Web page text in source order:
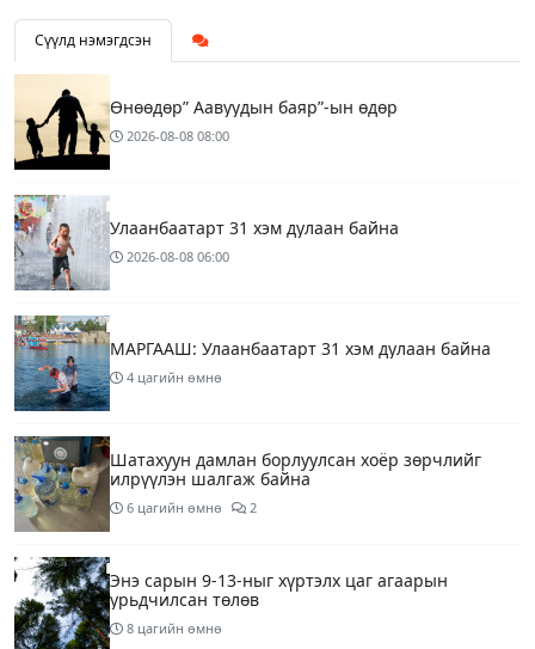
Сүүлд нэмэгдсэн
Өнөөдөр” Аавуудын баяр”-ын өдөр
2026-08-08 08:00
Улаанбаатарт 31 хэм дулаан байна
2026-08-08 06:00
МАРГААШ: Улаанбаатарт 31 хэм дулаан байна
4 цагийн өмнө
Шатахуун дамлан борлуулсан хоёр зөрчлийг
илрүүлэн шалгаж байна
6 цагийн өмнө 2
Энэ сарын 9-13-ныг хүртэлх цаг агаарын
урьдчилсан төлөв
8 цагийн өмнө